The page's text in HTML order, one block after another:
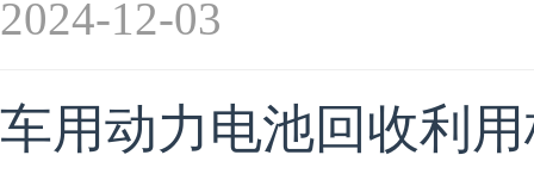
2024-12-03
车用动力电池回收利